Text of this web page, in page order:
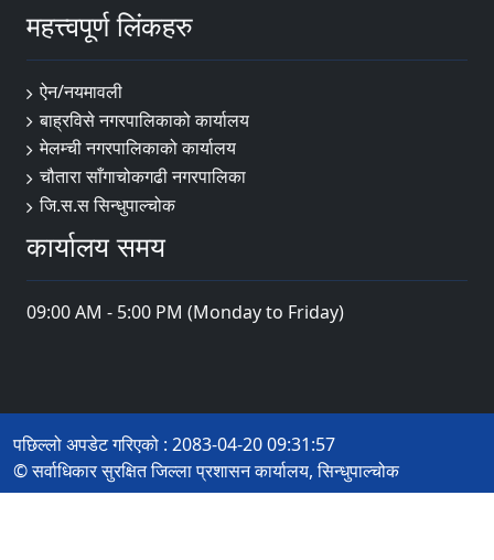
महत्त्वपूर्ण लिंकहरु
ऐन/नयमावली
बाह्रविसे नगरपालिकाको कार्यालय
मेलम्ची नगरपालिकाको कार्यालय
चौतारा साँगाचोकगढी नगरपालिका
जि.स.स सिन्धुपाल्चोक
कार्यालय समय
09:00 AM - 5:00 PM (Monday to Friday)
पछिल्लो अपडेट गरिएको : 2083-04-20 09:31:57
© सर्वाधिकार सुरक्षित जिल्ला प्रशासन कार्यालय, सिन्धुपाल्चोक